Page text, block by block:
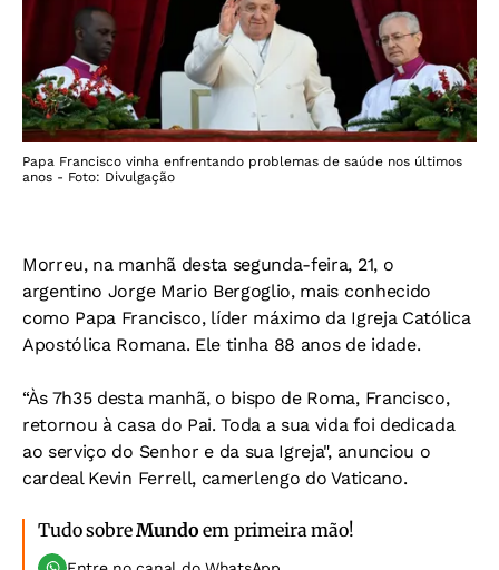
Papa Francisco vinha enfrentando problemas de saúde nos últimos
anos - Foto: Divulgação
Morreu, na manhã desta segunda-feira, 21, o
argentino Jorge Mario Bergoglio, mais conhecido
como Papa Francisco, líder máximo da Igreja Católica
Apostólica Romana. Ele tinha 88 anos de idade.
“Às 7h35 desta manhã, o bispo de Roma, Francisco,
retornou à casa do Pai. Toda a sua vida foi dedicada
ao serviço do Senhor e da sua Igreja", anunciou o
cardeal Kevin Ferrell, camerlengo do Vaticano.
Tudo sobreMundo em primeira mão!